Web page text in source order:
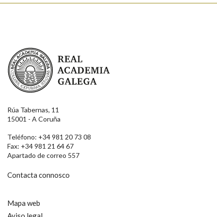
Real Academia Galega
Rúa Tabernas, 11
15001 - A Coruña
Teléfono: +34 981 20 73 08
Fax: +34 981 21 64 67
Apartado de correo 557
Contacta connosco
Mapa web